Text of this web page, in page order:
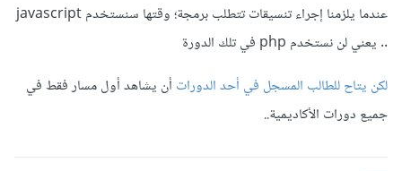
عندما يلزمنا إجراء تنسيقات تتطلب برمجة؛ وقتها سنستخدم javascript
.. يعني لن نستخدم php في تلك الدورة
لكن يتاح للطالب المسجل في أحد الدوراتأن يشاهد أول مسار فقط في
جميع دورات الأكاديمية..